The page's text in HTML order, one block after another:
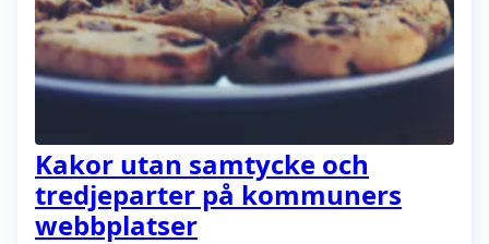
Kakor utan samtycke och
tredjeparter på kommuners
webbplatser